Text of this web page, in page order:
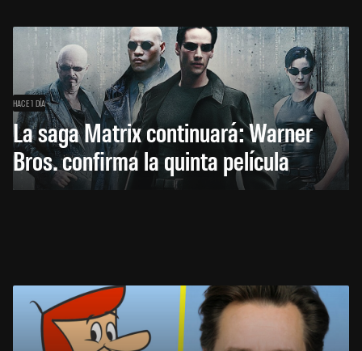
HACE 1 DÍA
La saga Matrix continuará: Warner
Bros. confirma la quinta película